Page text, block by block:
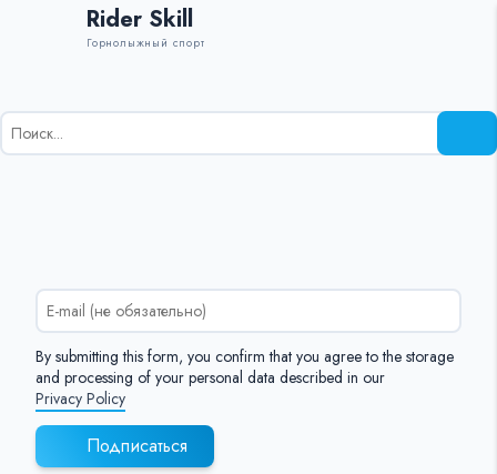
Rider Skill
Горнолыжный спорт
Результаты
поиска
By submitting this form, you confirm that you agree to the storage
and processing of your personal data described in our
Privacy Policy
Подписаться